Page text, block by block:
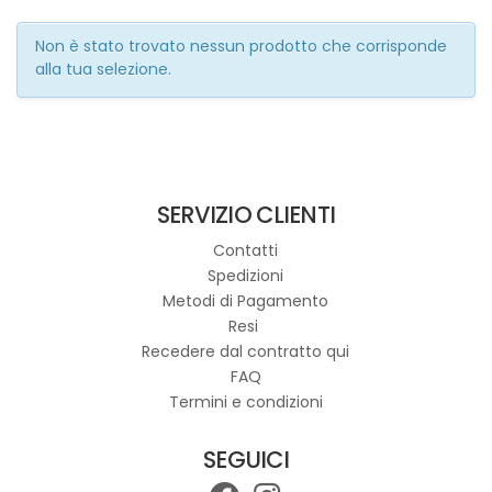
Non è stato trovato nessun prodotto che corrisponde
alla tua selezione.
SERVIZIO CLIENTI
Contatti
Spedizioni
Metodi di Pagamento
Resi
Recedere dal contratto qui
FAQ
Termini e condizioni
SEGUICI